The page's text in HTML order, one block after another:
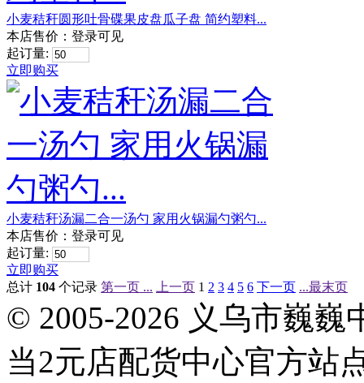
小麦秸秆圆形吐骨碟果皮盘瓜子盘 简约塑料...
本店售价： 登录可见
起订量:
立即购买
小麦秸秆汤漏二合一汤勺 家用火锅漏勺粥勺...
本店售价： 登录可见
起订量:
立即购买
总计 104 个记录 第一页 ... 上一页 1 2 3 4 5 6 下一页 ...最末页
© 2005-2026 义乌市巍
当2元店配货中心官方站